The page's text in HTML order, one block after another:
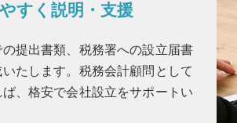
すく説明・支援
提出書類、税務署への設立届書
たします。税務会計顧問として
、格安で会社設立をサポートい